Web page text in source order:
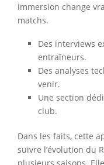
immersion change
matchs.
Des interviews
entraîneurs.
Des analyses
venir.
Une section
club.
Dans les faits, cette
suivre l’évolution du
plusieurs saisons.